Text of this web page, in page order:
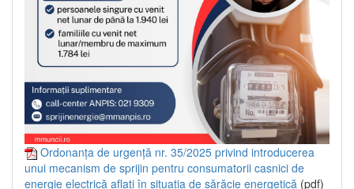
Ordonanța de urgență nr. 35/2025 privind introducerea
unui mecanism de sprijin pentru consumatorii casnici de
energie electrică aflați în situația de sărăcie energetică (pdf)